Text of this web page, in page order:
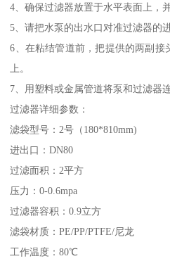
4、确保过滤器放置于水平表面上，
5、请把水泵的出水口对准过滤器的进
6、在粘结管道前，把提供的两副接
上。
7、用塑料或金属管道将泵和过滤器
过滤器详细参数：
滤袋型号：2号（180*810mm)
进出口：DN80
过滤面积：2平方
压力：0-0.6mpa
过滤器容积：0.9立方
滤袋材质：PE/PP/PTFE/尼龙
工作温度：80℃